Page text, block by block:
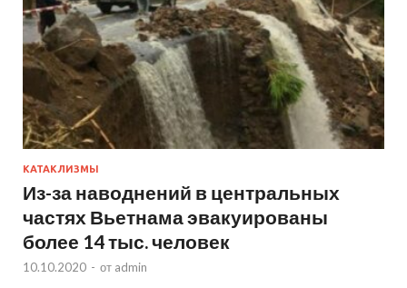
КАТАКЛИЗМЫ
Из-за наводнений в центральных
частях Вьетнама эвакуированы
более 14 тыс. человек
10.10.2020 - от admin